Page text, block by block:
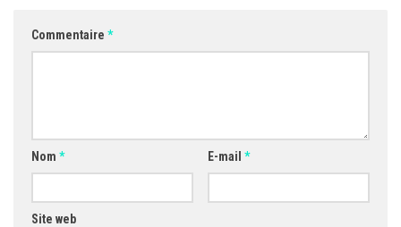
Commentaire *
Nom * E-mail *
Site web